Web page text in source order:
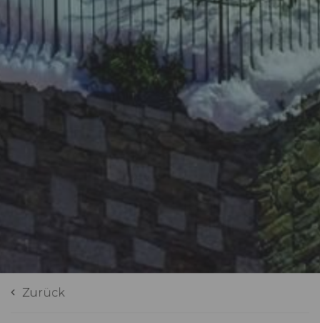
Zurück